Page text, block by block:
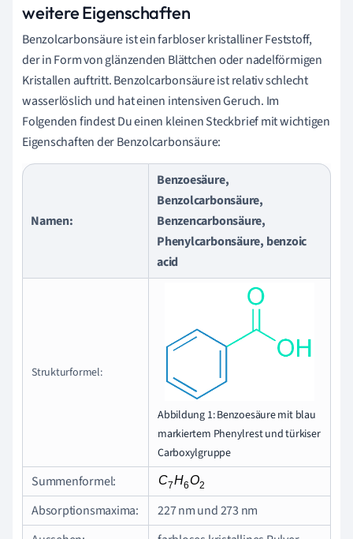
weitere Eigenschaften
Benzolcarbonsäure ist ein farbloser kristalliner Feststoff,
der in Form von glänzenden Blättchen oder nadelförmigen
Kristallen auftritt. Benzolcarbonsäure ist relativ schlecht
wasserlöslich und hat einen intensiven Geruch. Im
Folgenden findest Du einen kleinen Steckbrief mit wichtigen
Eigenschaften der Benzolcarbonsäure:
Namen:
Benzoesäure,
Benzolcarbonsäure,
Benzencarbonsäure,
Phenylcarbonsäure, benzoic
acid
Strukturformel:
Abbildung 1: Benzoesäure mit blau
markiertem Phenylrest und türkiser
Carboxylgruppe
Summenformel:
Absorptionsmaxima:
227 nm und 273 nm